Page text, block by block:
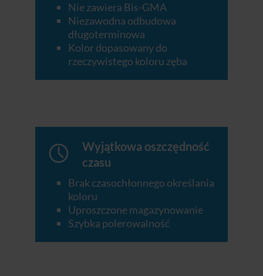
Nie zawiera Bis-GMA
Niezawodna odbudowa
długoterminowa
Kolor dopasowany do
rzeczywistego koloru zęba
Wyjątkowa oszczędność
czasu
Brak czasochłonnego określania
koloru
Uproszczone magazynowanie
Szybka polerowalność